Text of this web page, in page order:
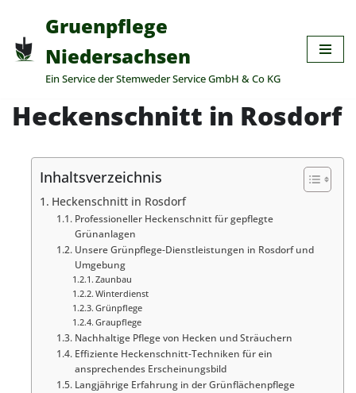
Zum
Inhalt
springen
Gruenpflege
Niedersachsen
Ein Service der Stemweder Service GmbH & Co KG
Heckenschnitt in Rosdorf
Inhaltsverzeichnis
Heckenschnitt in Rosdorf
Professioneller Heckenschnitt für gepflegte
Grünanlagen
Unsere Grünpflege-Dienstleistungen in Rosdorf und
Umgebung
Zaunbau
Winterdienst
Grünpflege
Graupflege
Nachhaltige Pflege von Hecken und Sträuchern
Effiziente Heckenschnitt-Techniken für ein
ansprechendes Erscheinungsbild
Langjährige Erfahrung in der Grünflächenpflege